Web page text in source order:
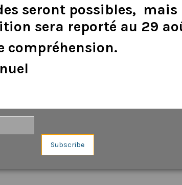
avis n'a été publié pour le moment.
seront possibles, mais
sera reporté au 29
compréhension.
Subscribe